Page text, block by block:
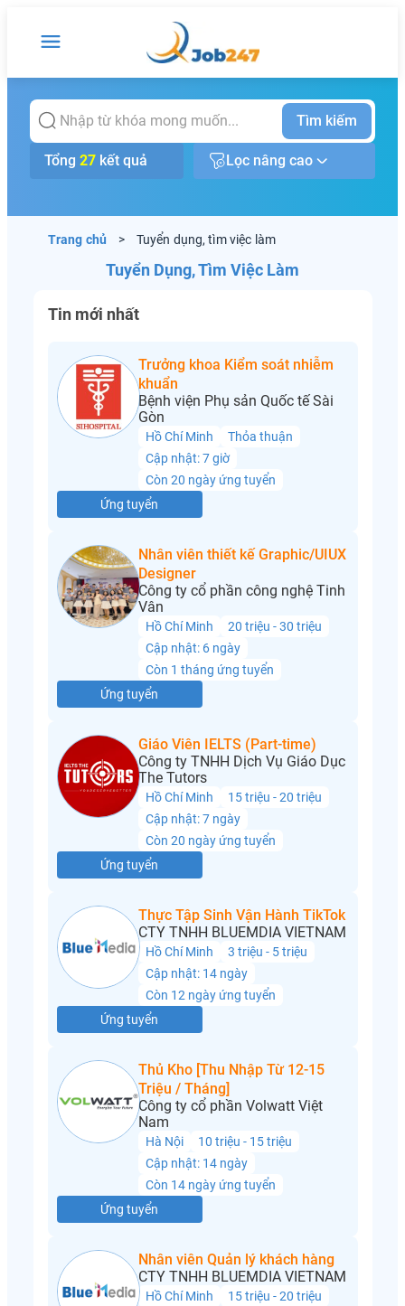
Tìm kiếm
Tổng 27 kết quả Lọc nâng cao
Trang chủ > Tuyển dụng, tìm việc làm
Tuyển Dụng, Tìm Việc Làm
Tin mới nhất
Trưởng khoa Kiểm soát nhiễm
khuẩn
Bệnh viện Phụ sản Quốc tế Sài
Gòn
Hồ Chí Minh
Thỏa thuận
Cập nhật: 7 giờ
Còn 20 ngày ứng tuyển
Ứng tuyển
Nhân viên thiết kế Graphic/UIUX
Designer
Công ty cổ phần công nghệ Tinh
Vân
Hồ Chí Minh
20 triệu - 30 triệu
Cập nhật: 6 ngày
Còn 1 tháng ứng tuyển
Ứng tuyển
Giáo Viên IELTS (Part-time)
Công ty TNHH Dịch Vụ Giáo Dục
The Tutors
Hồ Chí Minh
15 triệu - 20 triệu
Cập nhật: 7 ngày
Còn 20 ngày ứng tuyển
Ứng tuyển
Thực Tập Sinh Vận Hành TikTok
CTY TNHH BLUEMDIA VIETNAM
Hồ Chí Minh
3 triệu - 5 triệu
Cập nhật: 14 ngày
Còn 12 ngày ứng tuyển
Ứng tuyển
Thủ Kho [Thu Nhập Từ 12-15
Triệu / Tháng]
Công ty cổ phần Volwatt Việt
Nam
Hà Nội
10 triệu - 15 triệu
Cập nhật: 14 ngày
Còn 14 ngày ứng tuyển
Ứng tuyển
Nhân viên Quản lý khách hàng
CTY TNHH BLUEMDIA VIETNAM
Hồ Chí Minh
15 triệu - 20 triệu